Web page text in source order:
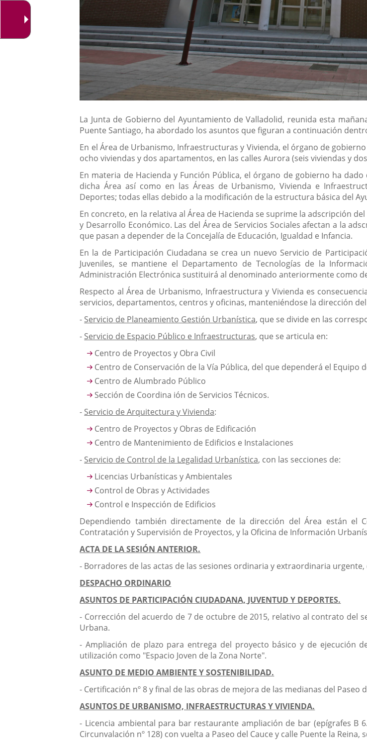
Descripción
La Junta de Gobierno del Ayuntamiento de Valladolid, reunida esta
Puente Santiago, ha abordado los asuntos que figuran a continuación
En el Área de Urbanismo, Infraestructuras y Vivienda, el órgano de
ocho viviendas y dos apartamentos, en las calles Aurora (seis viviendas y
En materia de Hacienda y Función Pública, el órgano de gobierno ha
dicha Área así como en las Áreas de Urbanismo, Vivienda e
Deportes; todas ellas debido a la modificación de la estructura básica del
En concreto, en la relativa al Área de Hacienda se suprime la adscripción
y Desarrollo Económico. Las del Área de Servicios Sociales afectan a la
que pasan a depender de la Concejalía de Educación, Igualdad e Infancia.
En la de Participación Ciudadana se crea un nuevo Servicio de
Juveniles, se mantiene el Departamento de Tecnologías de la
Administración Electrónica sustituirá al denominado anteriormente como
Respecto al Área de Urbanismo, Infraestructura y Vivienda es
servicios, departamentos, centros y oficinas, manteniéndose la dirección
- Servicio de Planeamiento Gestión Urbanística, que se divide en las
- Servicio de Espacio Público e Infraestructuras, que se articula en:
Centro de Proyectos y Obra Civil
Centro de Conservación de la Vía Pública, del que dependerá el Equipo
Centro de Alumbrado Público
Sección de Coordina ión de Servicios Técnicos.
- Servicio de Arquitectura y Vivienda:
Centro de Proyectos y Obras de Edificación
Centro de Mantenimiento de Edificios e Instalaciones
- Servicio de Control de la Legalidad Urbanística, con las secciones de:
Licencias Urbanísticas y Ambientales
Control de Obras y Actividades
Control e Inspección de Edificios
Dependiendo también directamente de la dirección del Área están el
Contratación y Supervisión de Proyectos, y la Oficina de Información
ACTA DE LA SESIÓN ANTERIOR.
- Borradores de las actas de las sesiones ordinaria y extraordinaria
DESPACHO ORDINARIO
ASUNTOS DE PARTICIPACIÓN CIUDADANA, JUVENTUD Y DEPORTES.
- Corrección del acuerdo de 7 de octubre de 2015, relativo al contrato del
Urbana.
- Ampliación de plazo para entrega del proyecto básico y de ejecución
utilización como "Espacio Joven de la Zona Norte".
ASUNTO DE MEDIO AMBIENTE Y SOSTENIBILIDAD.
- Certificación nº 8 y final de las obras de mejora de las medianas del Paseo
ASUNTOS DE URBANISMO, INFRAESTRUCTURAS Y VIVIENDA.
- Licencia ambiental para bar restaurante ampliación de bar (epígrafes B
Circunvalación nº 128) con vuelta a Paseo del Cauce y calle Puente la Reina,